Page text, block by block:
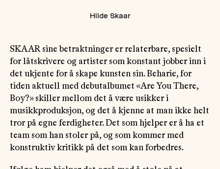
Hilde Skaar
SKAAR sine betraktninger er relaterbare, spesielt
for låtskrivere og artister som konstant jobber inn i
det ukjente for å skape kunsten sin. Beharie, for
tiden aktuell med debutalbumet «Are You There,
Boy?» skiller mellom det å være usikker i
musikkproduksjon, og det å kjenne at man ikke helt
tror på egne ferdigheter. Det som hjelper er å ha et
team som han stoler på, og som kommer med
konstruktiv kritikk på det som kan forbedres.